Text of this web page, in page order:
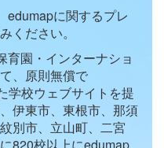
edumapに関するプレ
ください。
育園・インターナショ
、原則無償で
学校ウェブサイトを提
伊東市、東根市、那須
別市、立山町、二宮